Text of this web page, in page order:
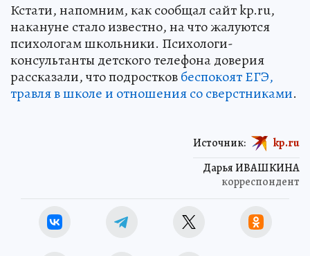
Кстати, напомним, как сообщал сайт kp.ru,
накануне стало известно, на что жалуются
психологам школьники. Психологи-
консультанты детского телефона доверия
рассказали, что подростковбеспокоят ЕГЭ,
травля в школе и отношения со сверстниками.
Дарья ИВАШКИНА
корреспондент
Источник: kp.ru